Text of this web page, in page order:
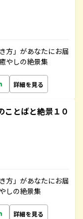
方」があなたにお届
やしの絶景集
詳細を見る
ことばと絶景１０
方」があなたにお届
しの絶景集
詳細を見る